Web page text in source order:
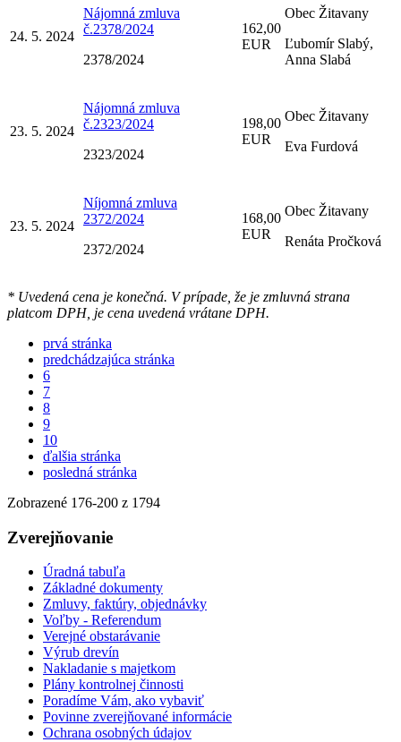
24. 5. 2024
Nájomná zmluva
č.2378/2024
2378/2024
162,00
EUR
Obec Žitavany
Ľubomír Slabý,
Anna Slabá
23. 5. 2024
Nájomná zmluva
č.2323/2024
2323/2024
198,00
EUR
Obec Žitavany
Eva Furdová
23. 5. 2024
Níjomná zmluva
2372/2024
2372/2024
168,00
EUR
Obec Žitavany
Renáta Pročková
* Uvedená cena je konečná. V prípade, že je zmluvná strana
platcom DPH, je cena uvedená vrátane DPH.
prvá stránka
predchádzajúca stránka
6
7
8
9
10
ďalšia stránka
posledná stránka
Zobrazené 176-200 z 1794
Zverejňovanie
Úradná tabuľa
Základné dokumenty
Zmluvy, faktúry, objednávky
Voľby - Referendum
Verejné obstarávanie
Výrub drevín
Nakladanie s majetkom
Plány kontrolnej činnosti
Poradíme Vám, ako vybaviť
Povinne zverejňované informácie
Ochrana osobných údajov